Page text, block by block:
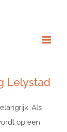
Lelystad
Als
op een